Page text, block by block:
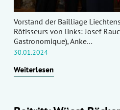
Vorstand der Bailliage
Rôtisseurs von links: Josef
Gastronomique), Anke…
30.01.2024
Weiterlesen